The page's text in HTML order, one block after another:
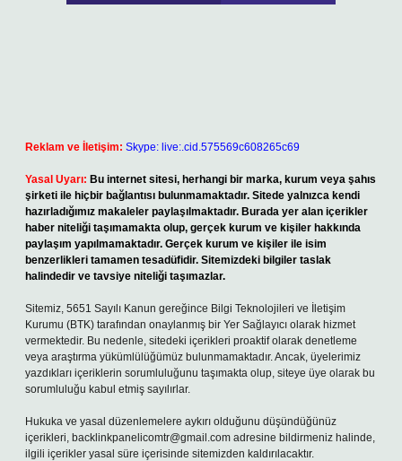
Reklam ve İletişim: Skype: live:.cid.575569c608265c69
Yasal Uyarı: Bu internet sitesi, herhangi bir marka, kurum veya şahıs
şirketi ile hiçbir bağlantısı bulunmamaktadır. Sitede yalnızca kendi
hazırladığımız makaleler paylaşılmaktadır. Burada yer alan içerikler
haber niteliği taşımamakta olup, gerçek kurum ve kişiler hakkında
paylaşım yapılmamaktadır. Gerçek kurum ve kişiler ile isim
benzerlikleri tamamen tesadüfidir. Sitemizdeki bilgiler taslak
halindedir ve tavsiye niteliği taşımazlar.
Sitemiz, 5651 Sayılı Kanun gereğince Bilgi Teknolojileri ve İletişim
Kurumu (BTK) tarafından onaylanmış bir Yer Sağlayıcı olarak hizmet
vermektedir. Bu nedenle, sitedeki içerikleri proaktif olarak denetleme
veya araştırma yükümlülüğümüz bulunmamaktadır. Ancak, üyelerimiz
yazdıkları içeriklerin sorumluluğunu taşımakta olup, siteye üye olarak bu
sorumluluğu kabul etmiş sayılırlar.
Hukuka ve yasal düzenlemelere aykırı olduğunu düşündüğünüz
içerikleri, backlinkpanelicomtr@gmail.com adresine bildirmeniz halinde,
ilgili içerikler yasal süre içerisinde sitemizden kaldırılacaktır.